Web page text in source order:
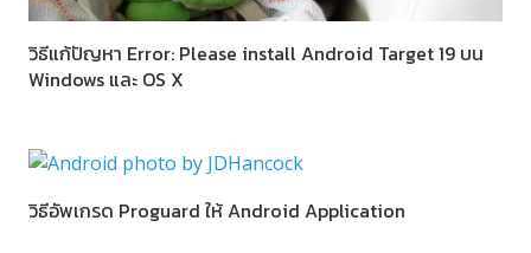
วิธีแก้ปัญหา Error: Please install Android Target 19 บน
Windows และ OS X
วิธีอัพเกรด Proguard ให้ Android Application